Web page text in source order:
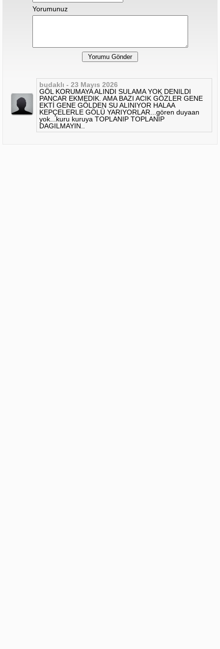
Yorumunuz
budaklı - 23 Mayıs 2026
GÖL KORUMAYA ALINDI SULAMA YOK DENILDI
PANCAR EKMEDIK. AMA BAZI ACIK GÖZLER GENE
EKTİ GENE GÖLDEN SU ALINIYOR HALAA
KEPÇELERLE GÖLÜ YARIYORLAR...gören duyaan
yok...kuru kuruya TOPLANIP TOPLANIP
DAGILMAYIN..